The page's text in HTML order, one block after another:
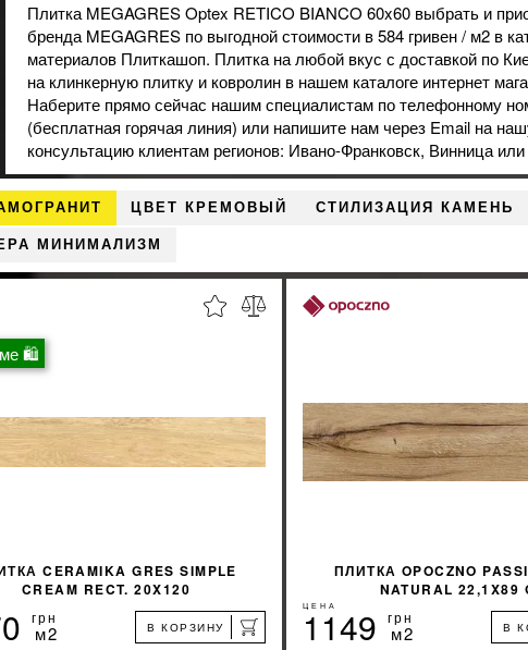
Плитка MEGAGRES Optex RETICO BIANCO 60x60 выбрать и
бренда MEGAGRES по выгодной стоимости в 584 гривен / м2 в
материалов Плиткашоп. Плитка на любой вкус с доставкой по
на клинкерную плитку и ковролин в нашем каталоге интернет
Наберите прямо сейчас нашим специалистам по телефонному
(бесплатная горячая линия) или напишите нам через Email на
консультацию клиентам регионов: Ивано-Франковск, Винница
ЦВЕТ КРЕМОВЫЙ СТИЛИЗАЦИЯ КАМЕНЬ
МИНИМАЛИЗМ
🛍
CERAMIKA GRES SIMPLE
CREAM RECT. 20X120
грн
м2 В КОРЗИНУ
ПЛИТКА OPOCZNO
NATURAL 22,1X89
ЦЕНА
1149 грн
м2 В